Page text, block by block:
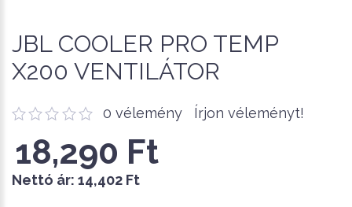
JBL COOLER PRO TEMP
X200 VENTILÁTOR
0 vélemény Írjon véleményt!
18,290 Ft
Nettó ár: 14,402 Ft